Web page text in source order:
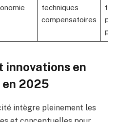
techniques
compensatoires
innovations en
2025
intègre pleinement les